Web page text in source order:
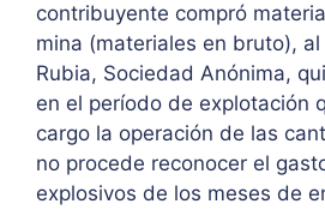
contribuyente compró
mina (materiales en bruto),
Rubia, Sociedad Anónima,
en el período de explotación
cargo la operación de las
no procede reconocer el
explosivos de los meses de